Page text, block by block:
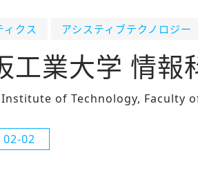
ィクス アシスティブテクノロジー
工業大学 情報
Institute of Technology, Faculty
02-02